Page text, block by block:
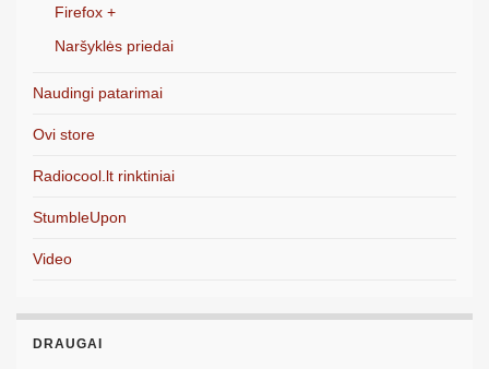
Firefox +
Naršyklės priedai
Naudingi patarimai
Ovi store
Radiocool.lt rinktiniai
StumbleUpon
Video
DRAUGAI